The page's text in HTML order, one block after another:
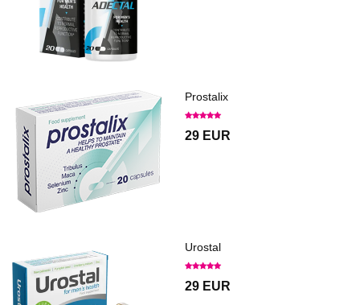
Prostalix
29 EUR
Urostal
29 EUR